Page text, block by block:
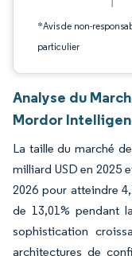
*Avis de non-
particulier
Analyse du
Mordor
La taille du marché
milliard USD en 2025
2026 pour atteindre
de 13,01% pendant
sophistication
architectures de